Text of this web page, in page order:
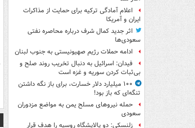
اعلام آمادگی ترکیه برای حمایت از مذاکرات
ایران و آمریکا
اثر جدید کمال شرف درباره محاصره نفتی
سعودی‌ها
ادامه حملات رژیم صهیونیستی به جنوب لبنان
فیدان: اسرائیل به دنبال تخریب روند صلح و
بی‌ثبات کردن سوریه و غزه است
۱۰۰ میلیارد دلار خسارت، برای باز نگه داشتن
تنگه‌ای که باز بود!
حمله نیروهای مسلح یمن به مواضع مزدوران
سعودی
زلنسکی: دو پالایشگاه روسیه را هدف قرار